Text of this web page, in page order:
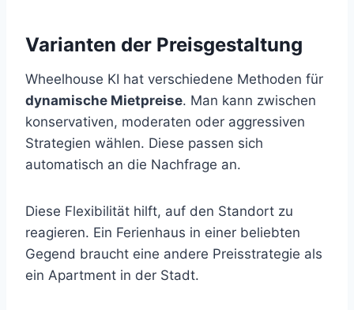
Varianten der Preisgestaltung
Wheelhouse KI hat verschiedene Methoden für
dynamische Mietpreise. Man kann zwischen
konservativen, moderaten oder aggressiven
Strategien wählen. Diese passen sich
automatisch an die Nachfrage an.
Diese Flexibilität hilft, auf den Standort zu
reagieren. Ein Ferienhaus in einer beliebten
Gegend braucht eine andere Preisstrategie als
ein Apartment in der Stadt.